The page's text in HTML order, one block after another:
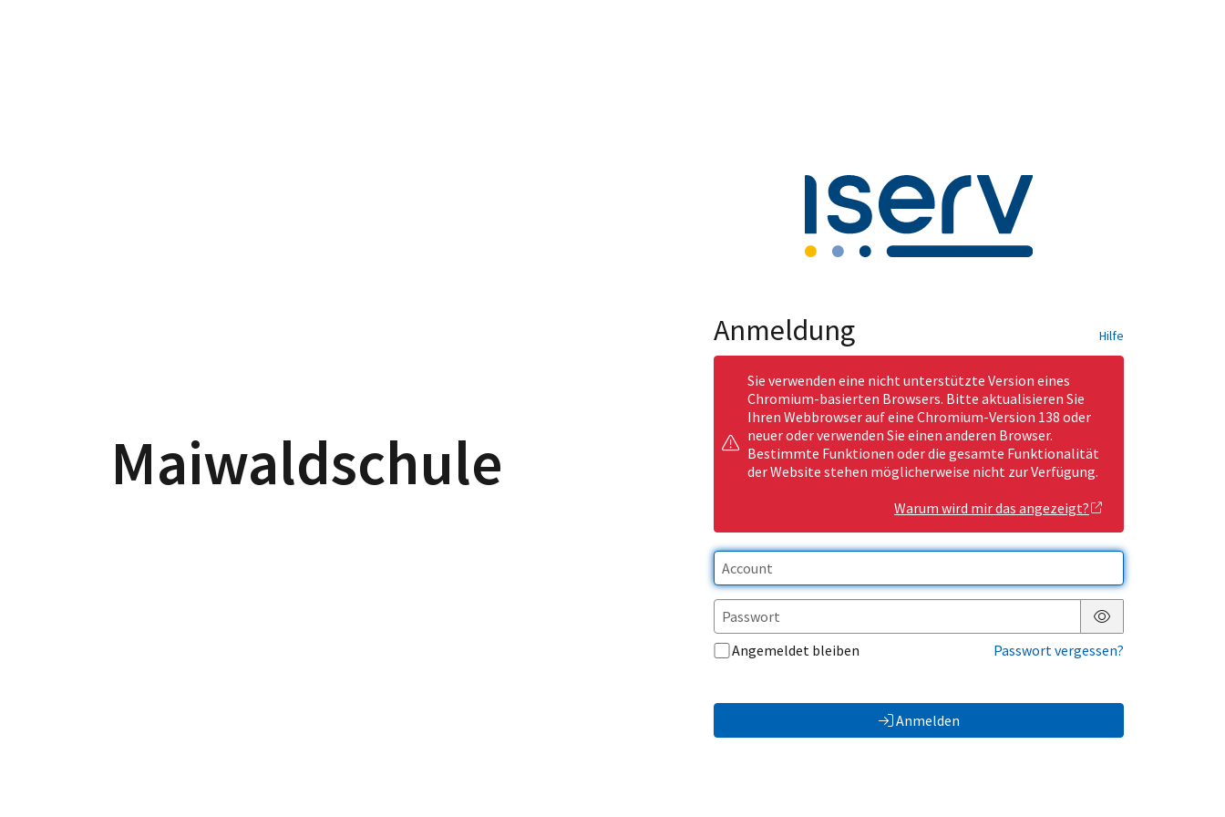
Maiwaldschule
Anmeldung Hilfe
Sie verwenden eine nicht unterstützte Version eines
Chromium-basierten Browsers. Bitte aktualisieren Sie
Ihren Webbrowser auf eine Chromium-Version 138 oder
neuer oder verwenden Sie einen anderen Browser.
Bestimmte Funktionen oder die gesamte Funktionalität
der Website stehen möglicherweise nicht zur Verfügung.
Warum wird mir das angezeigt?
Passwort anzeigen
Angemeldet bleiben
Passwort vergessen?
Anmelden